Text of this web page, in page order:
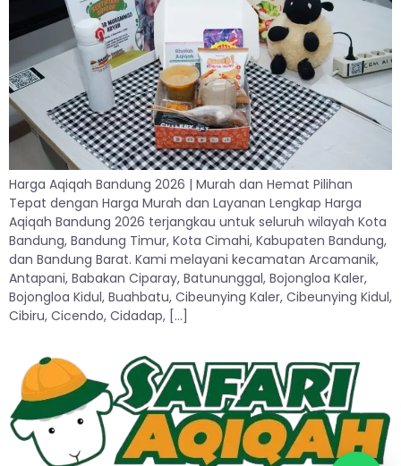
Harga Aqiqah Bandung 2026 | Murah dan Hemat Pilihan
Tepat dengan Harga Murah dan Layanan Lengkap Harga
Aqiqah Bandung 2026 terjangkau untuk seluruh wilayah Kota
Bandung, Bandung Timur, Kota Cimahi, Kabupaten Bandung,
dan Bandung Barat. Kami melayani kecamatan Arcamanik,
Antapani, Babakan Ciparay, Batununggal, Bojongloa Kaler,
Bojongloa Kidul, Buahbatu, Cibeunying Kaler, Cibeunying Kidul,
Cibiru, Cicendo, Cidadap, […]